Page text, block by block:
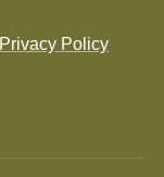
Privacy Policy